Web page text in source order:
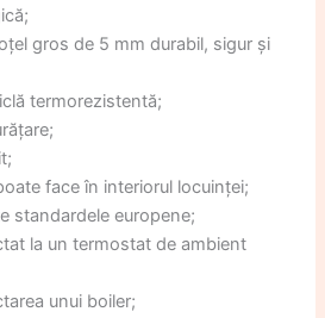
gros de 5 mm durabil, sigur și
termorezistentă;
face în interiorul locuinței;
standardele europene;
la un termostat de ambient
unui boiler;